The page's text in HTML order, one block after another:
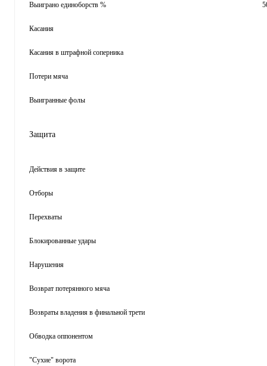
Выиграно единоборств %
Касания
Касания в штрафной соперника
Потери мяча
Выигранные фолы
Защита
Действия в защите
Отборы
Перехваты
Блокированные удары
Нарушения
Возврат потерянного мяча
Возвраты владения в финальной трети
Обводка оппонентом
"Сухие" ворота